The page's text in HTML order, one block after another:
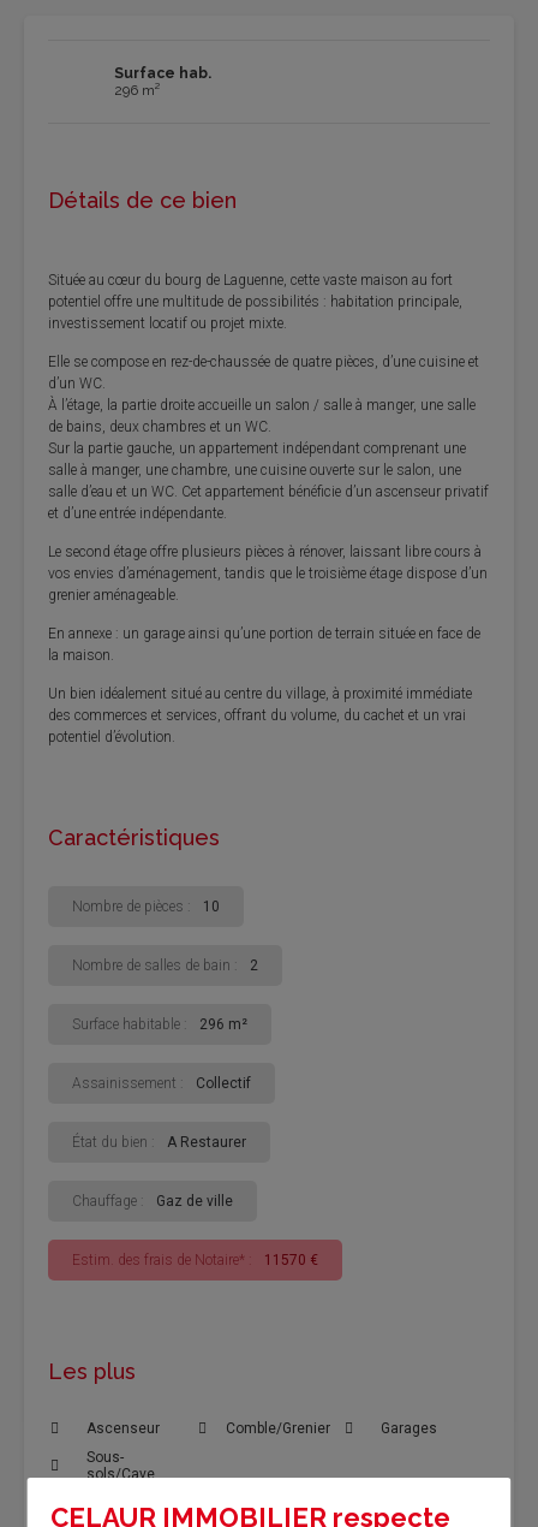
Surface hab.
296 m²
Détails de ce bien
Située au cœur du bourg de Laguenne, cette vaste maison au fort
potentiel offre une multitude de possibilités : habitation principale,
investissement locatif ou projet mixte.
Elle se compose en rez-de-chaussée de quatre pièces, d’une cuisine et
d’un WC.
À l’étage, la partie droite accueille un salon / salle à manger, une salle
de bains, deux chambres et un WC.
Sur la partie gauche, un appartement indépendant comprenant une
salle à manger, une chambre, une cuisine ouverte sur le salon, une
salle d’eau et un WC. Cet appartement bénéficie d’un ascenseur privatif
et d’une entrée indépendante.
Le second étage offre plusieurs pièces à rénover, laissant libre cours à
vos envies d’aménagement, tandis que le troisième étage dispose d’un
grenier aménageable.
En annexe : un garage ainsi qu’une portion de terrain située en face de
la maison.
Un bien idéalement situé au centre du village, à proximité immédiate
des commerces et services, offrant du volume, du cachet et un vrai
potentiel d’évolution.
Caractéristiques
Nombre de pièces : 10
Nombre de salles de bain : 2
Surface habitable : 296 m²
Assainissement : Collectif
État du bien : A Restaurer
Chauffage : Gaz de ville
Estim. des frais de Notaire* : 11570 €
Les plus
Ascenseur Comble/Grenier
Garages
Sous-
sols/Cave
CELAUR IMMOBILIER respecte